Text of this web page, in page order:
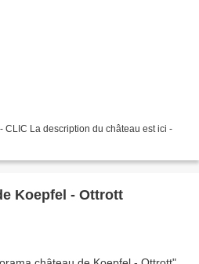
CLIC La description du château est ici -
Koepfel - Ottrott